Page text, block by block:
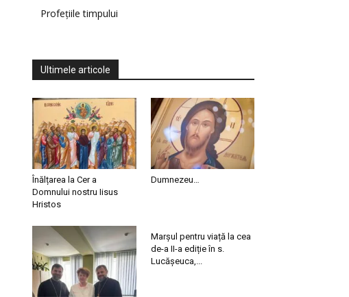
Profețiile timpului
Ultimele articole
Înălțarea la Cer a
Domnului nostru Iisus
Hristos
Dumnezeu…
Marșul pentru viață la cea
de-a II-a ediție în s.
Lucășeuca,...